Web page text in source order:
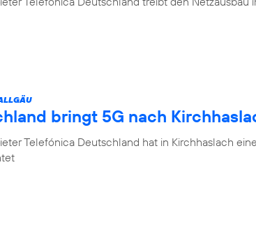
bringt 5G nach
Telefónica Deutschland hat in Kirchhaslach